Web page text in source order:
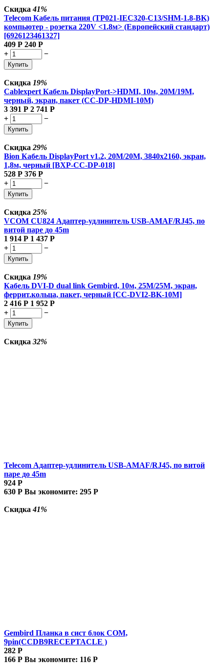
Скидка41%
Telecom Кабель питания (TP021-IEC320-C13/SHM-1.8-BK)
компьютер - розетка 220V <1.8м> (Европейский стандарт)
[6926123461327]
409 Р 240 Р
+
−
Купить
Скидка 19%
Cablexpert Кабель DisplayPort->HDMI, 10м, 20M/19M,
черный, экран, пакет (CC-DP-HDMI-10M)
3 391 Р 2 741 Р
+
−
Купить
Скидка 29%
Bion Кабель DisplayPort v1.2, 20M/20M, 3840x2160, экран,
1,8м, черный [BXP-CC-DP-018]
528 Р 376 Р
+
−
Купить
Скидка 25%
VCOM CU824 Адаптер-удлинитель USB-AMAF/RJ45, по
витой паре до 45m
1 914 Р 1 437 Р
+
−
Купить
Скидка 19%
Кабель DVI-D dual link Gembird, 10м, 25M/25M, экран,
феррит.кольца, пакет, черный [CC-DVI2-BK-10M]
2 416 Р 1 952 Р
+
−
Купить
Скидка 32%
Telecom Адаптер-удлинитель USB-AMAF/RJ45, по витой
паре до 45m
924 Р
630 Р Вы экономите: 295 Р
Скидка41%
Gembird Планка в сист блок COM,
9pin(CCDB9RECEPTACLE )
282 Р
166 Р Вы экономите: 116 Р